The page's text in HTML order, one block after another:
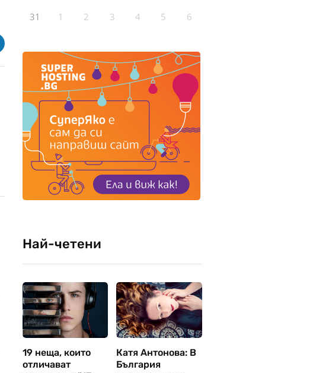
31 1 2 3 4 5 6
Най-четени
19 неща, които
отличават
Катя Антонова: В
България